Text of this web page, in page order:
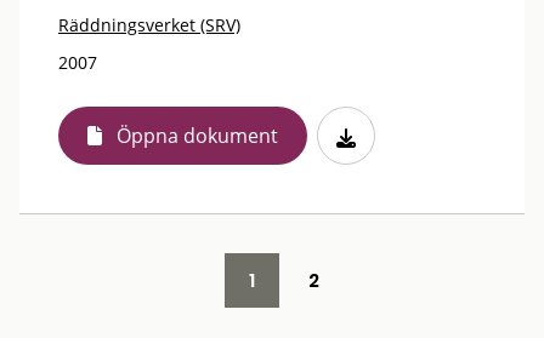
Räddningsverket (SRV)
2007
Öppna dokument
1 2